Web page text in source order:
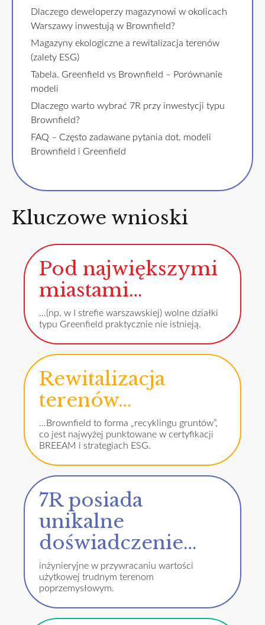
Dlaczego deweloperzy magazynowi w okolicach
Warszawy inwestują w Brownfield?
Magazyny ekologiczne a rewitalizacja terenów
(zalety ESG)
Tabela. Greenfield vs Brownfield – Porównanie
modeli
Dlaczego warto wybrać 7R przy inwestycji typu
Brownfield?
FAQ – Często zadawane pytania dot. modeli
Brownfield i Greenfield
Kluczowe wnioski
Pod największymi
miastami…
…(np. w I strefie warszawskiej) wolne działki
typu Greenfield praktycznie nie istnieją.
Rewitalizacja
terenów…
…Brownfield to forma „recyklingu gruntów”,
co jest najwyżej punktowane w certyfikacji
BREEAM i strategiach ESG.
7R posiada
unikalne
doświadczenie…
inżynieryjne w przywracaniu wartości
użytkowej trudnym terenom
poprzemysłowym.